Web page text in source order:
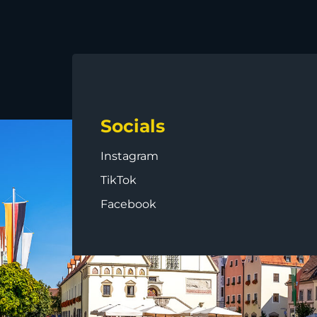
Socials
Instagram
TikTok
Facebook